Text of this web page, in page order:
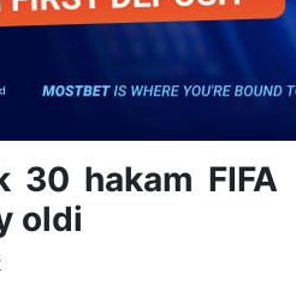
30 hakam FIFA
oldi